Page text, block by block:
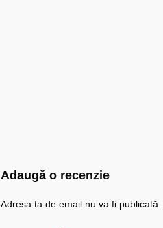
Adaugă o recenzie
Adresa ta de email nu va fi publicată.